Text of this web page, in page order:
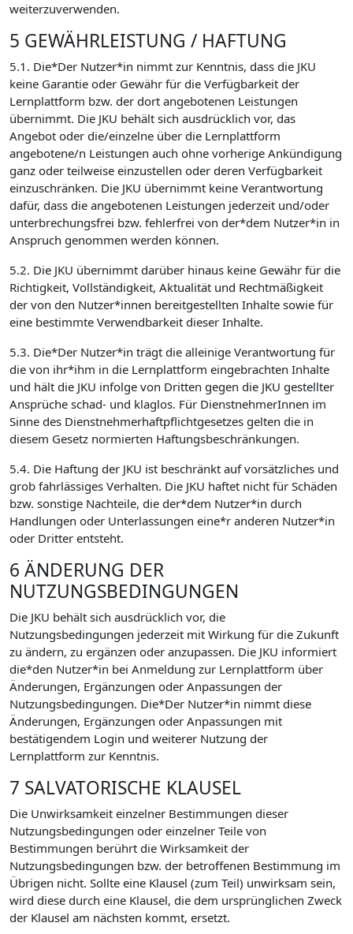
weiterzuverwenden.
5 GEWÄHRLEISTUNG / HAFTUNG
5.1. Die*Der Nutzer*in nimmt zur Kenntnis, dass die JKU
keine Garantie oder Gewähr für die Verfügbarkeit der
Lernplattform bzw. der dort angebotenen Leistungen
übernimmt. Die JKU behält sich ausdrücklich vor, das
Angebot oder die/einzelne über die Lernplattform
angebotene/n Leistungen auch ohne vorherige Ankündigung
ganz oder teilweise einzustellen oder deren Verfügbarkeit
einzuschränken. Die JKU übernimmt keine Verantwortung
dafür, dass die angebotenen Leistungen jederzeit und/oder
unterbrechungsfrei bzw. fehlerfrei von der*dem Nutzer*in in
Anspruch genommen werden können.
5.2. Die JKU übernimmt darüber hinaus keine Gewähr für die
Richtigkeit, Vollständigkeit, Aktualität und Rechtmäßigkeit
der von den Nutzer*innen bereitgestellten Inhalte sowie für
eine bestimmte Verwendbarkeit dieser Inhalte.
5.3. Die*Der Nutzer*in trägt die alleinige Verantwortung für
die von ihr*ihm in die Lernplattform eingebrachten Inhalte
und hält die JKU infolge von Dritten gegen die JKU gestellter
Ansprüche schad- und klaglos. Für DienstnehmerInnen im
Sinne des Dienstnehmerhaftpflichtgesetzes gelten die in
diesem Gesetz normierten Haftungsbeschränkungen.
5.4. Die Haftung der JKU ist beschränkt auf vorsätzliches und
grob fahrlässiges Verhalten. Die JKU haftet nicht für Schäden
bzw. sonstige Nachteile, die der*dem Nutzer*in durch
Handlungen oder Unterlassungen eine*r anderen Nutzer*in
oder Dritter entsteht.
6 ÄNDERUNG DER
NUTZUNGSBEDINGUNGEN
Die JKU behält sich ausdrücklich vor, die
Nutzungsbedingungen jederzeit mit Wirkung für die Zukunft
zu ändern, zu ergänzen oder anzupassen. Die JKU informiert
die*den Nutzer*in bei Anmeldung zur Lernplattform über
Änderungen, Ergänzungen oder Anpassungen der
Nutzungsbedingungen. Die*Der Nutzer*in nimmt diese
Änderungen, Ergänzungen oder Anpassungen mit
bestätigendem Login und weiterer Nutzung der
Lernplattform zur Kenntnis.
7 SALVATORISCHE KLAUSEL
Die Unwirksamkeit einzelner Bestimmungen dieser
Nutzungsbedingungen oder einzelner Teile von
Bestimmungen berührt die Wirksamkeit der
Nutzungsbedingungen bzw. der betroffenen Bestimmung im
Übrigen nicht. Sollte eine Klausel (zum Teil) unwirksam sein,
wird diese durch eine Klausel, die dem ursprünglichen Zweck
der Klausel am nächsten kommt, ersetzt.